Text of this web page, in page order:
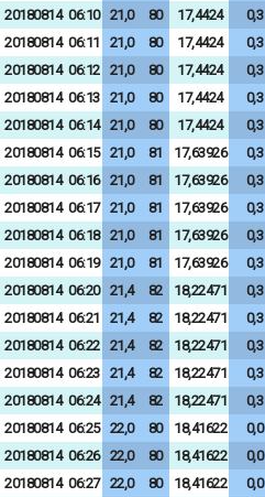
20180814 06:10 21,0 80 17,4424 0,3
20180814 06:11 21,0 80 17,4424 0,3
20180814 06:12 21,0 80 17,4424 0,3
20180814 06:13 21,0 80 17,4424 0,3
20180814 06:14 21,0 80 17,4424 0,3
20180814 06:15 21,0 81 17,63926 0,3
20180814 06:16 21,0 81 17,63926 0,3
20180814 06:17 21,0 81 17,63926 0,3
20180814 06:18 21,0 81 17,63926 0,3
20180814 06:19 21,0 81 17,63926 0,3
20180814 06:20 21,4 82 18,22471 0,3
20180814 06:21 21,4 82 18,22471 0,3
20180814 06:22 21,4 82 18,22471 0,3
20180814 06:23 21,4 82 18,22471 0,3
20180814 06:24 21,4 82 18,22471 0,3
20180814 06:25 22,0 80 18,41622 0,0
20180814 06:26 22,0 80 18,41622 0,0
20180814 06:27 22,0 80 18,41622 0,0